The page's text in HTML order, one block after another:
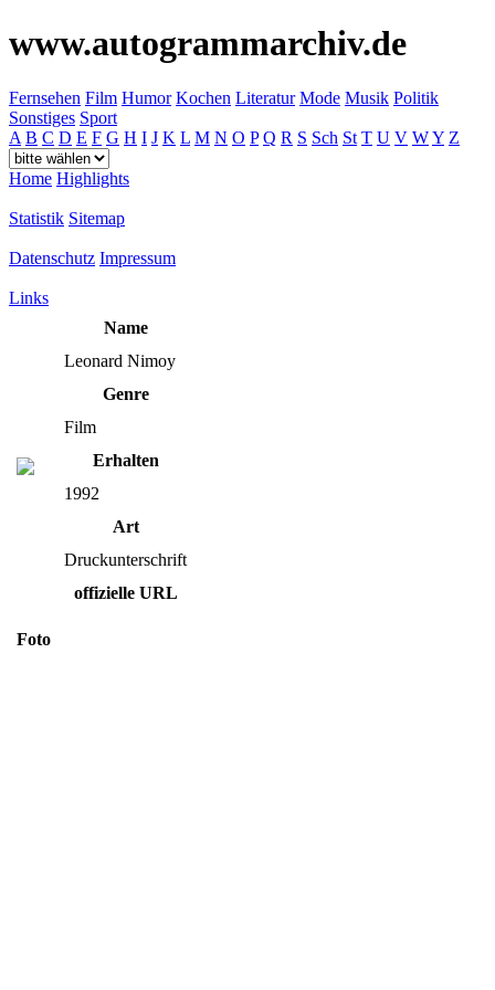
www.autogrammarchiv.de
Fernsehen Film Humor Kochen Literatur Mode Musik Politik
Sonstiges Sport
A B C D E F G H I J K L M N O P Q R S Sch St T U V WY Z
Home Highlights
Statistik Sitemap
Datenschutz Impressum
Links
Name
Leonard Nimoy
Genre
Film
Erhalten
1992
Art
Druckunterschrift
offizielle URL
Foto